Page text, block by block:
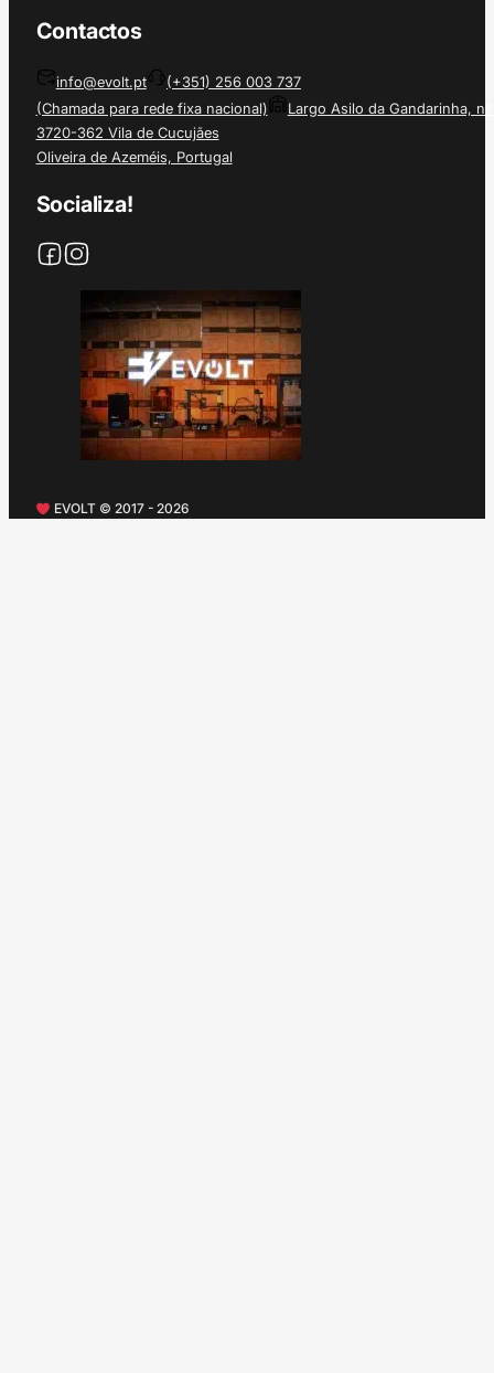
Contactos
info@evolt.pt
(+351) 256 003 737
(Chamada para rede fixa nacional)
Largo Asilo da Gandarinha, nº
3720-362 Vila de Cucujães
Oliveira de Azeméis, Portugal
Socializa!
EVOLT © 2017 - 2026